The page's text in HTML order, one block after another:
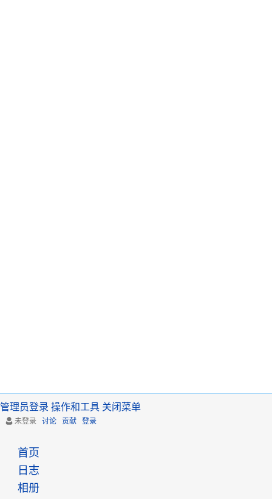
管理员登录 操作和工具 关闭菜单
未登录 讨论 贡献 登录
首页
日志
相册